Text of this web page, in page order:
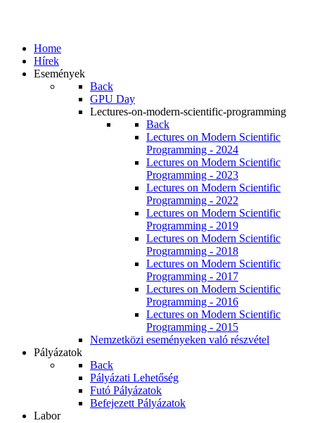
Home
Hírek
Események
Back
GPU Day
Lectures-on-modern-scientific-programming
Back
Lectures on Modern Scientific
Programming - 2024
Lectures on Modern Scientific
Programming - 2023
Lectures on Modern Scientific
Programming - 2022
Lectures on Modern Scientific
Programming - 2019
Lectures on Modern Scientific
Programming - 2018
Lectures on Modern Scientific
Programming - 2017
Lectures on Modern Scientific
Programming - 2016
Lectures on Modern Scientific
Programming - 2015
Nemzetközi eseményeken való részvétel
Pályázatok
Back
Pályázati Lehetőség
Futó Pályázatok
Befejezett Pályázatok
Labor